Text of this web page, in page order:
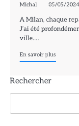
Michal 05/05/2024
A Milan, chaque
J’ai été
ville.…
En savoir plus
Rechercher